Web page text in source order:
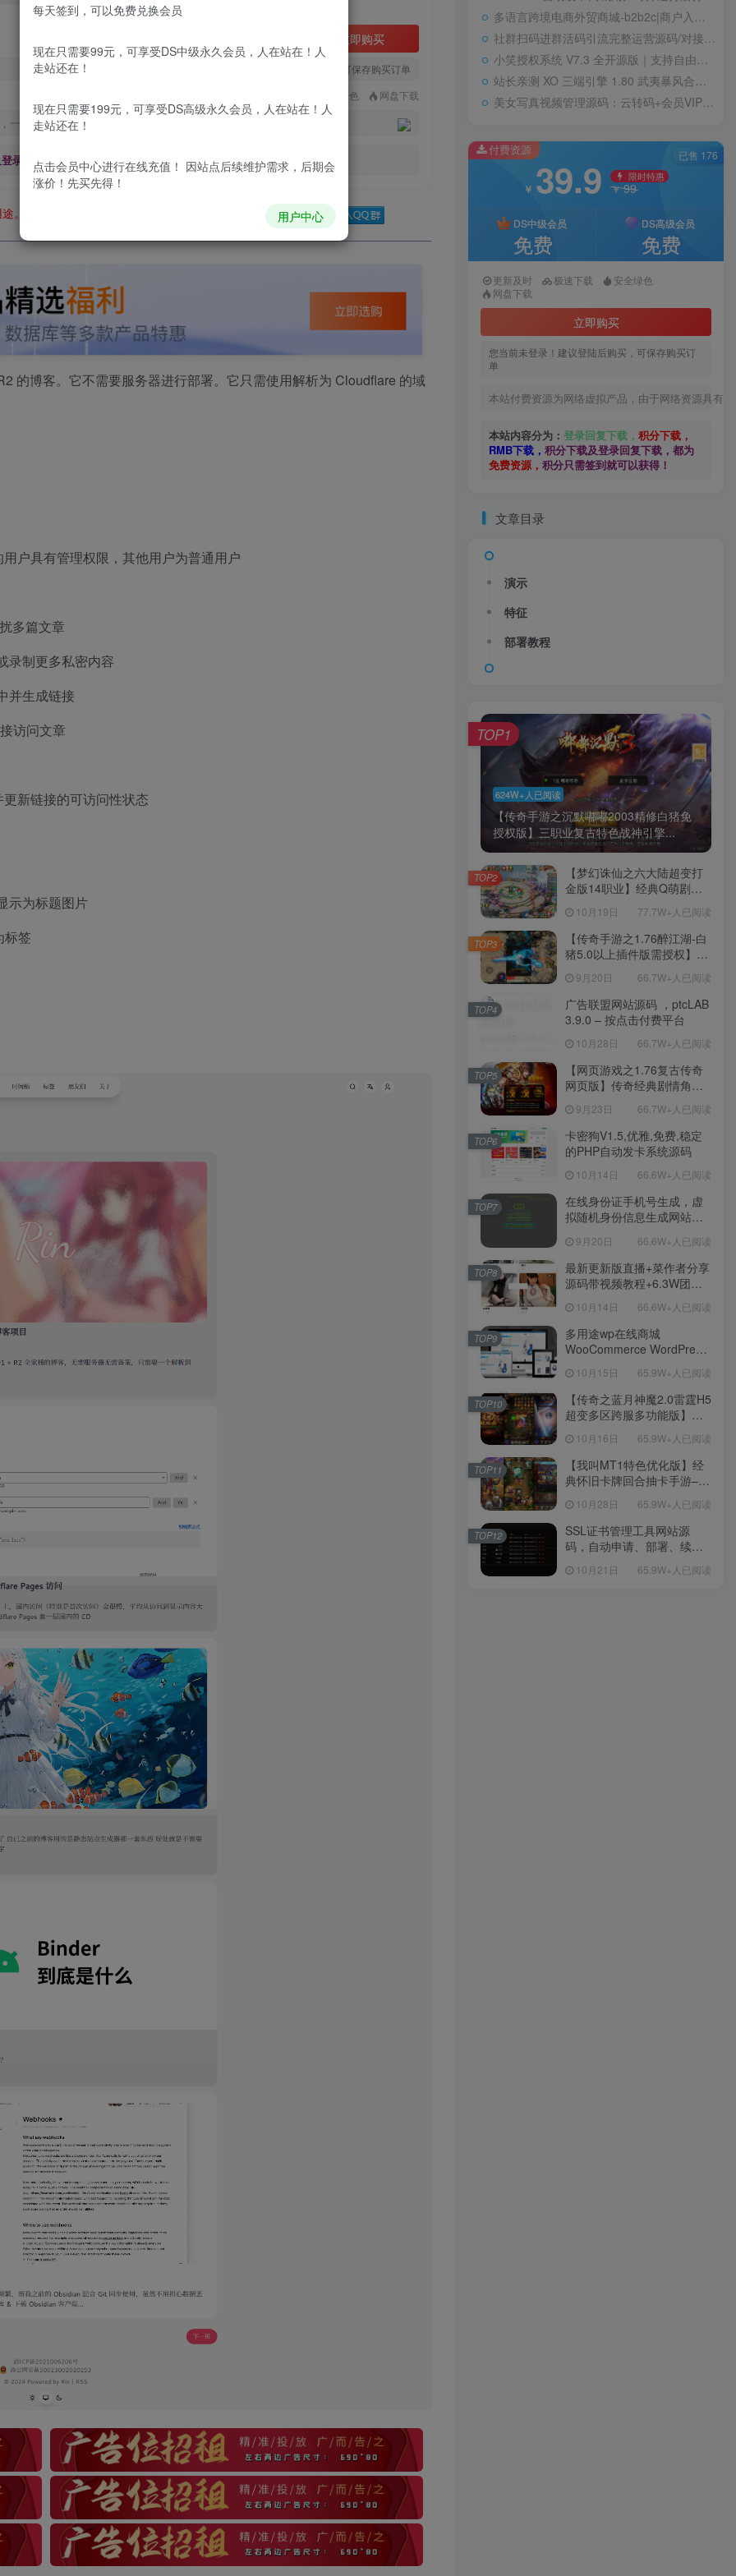
立即购买
您当前未登录！建议登陆后购买，可保存购买订单
安全绿色 网盘下载
经出售不予退款，购买如有疑问请及时联系站长QQ：
录回复下载，都为 免费资源，积分只需签到就可以获得！
。如有侵权、不妥之处，请第一时间联系我们删除！ Q群：
的博客。它不需要服务器进行部署。它只需使用解析为 Cloudflare 的域
户具有管理权限，其他用户为普通用户
多篇文章
录制更多私密内容
并生成链接
访问文章
新链接的可访问性状态
示为标题图片
标签
多语言跨境电商外贸商城-b2b2c|商户入驻|随机物流|信用分|平台代发
社群扫码进群活码引流完整运营源码/对接免签约支付接口/推广正常绑定下级
小笑授权系统 V7.3 全开源版｜支持自由二次开发
站长亲测 XO 三端引擎 1.80 武夷暴风合击复古传奇手游服务端 魔神领域盘古圣地降魔天堂
美女写真视频管理源码：云转码+会员VIP系统，一键采集+代理系统全支持
付费资源
￥ 39.9 限时特惠
￥99
DS中级会员
免费
DS高级会员
免费
更新及时 极速下载
安全绿色
网盘下载
立即购买
您当前未登录！建议登陆后购买，可保存购买订
单
本站付费资源为网络虚拟产品，由于网络资源具有
本站内容分为： 登录回复下载， 积分下载，
RMB下载， 积分下载及登录回复下载，都为
免费资源， 积分只需签到就可以获得！
已售 176
文章目录
演示
特征
部署教程
624W+人已阅读
【传奇手游之沉默嘟嘟2003精修白猪免
授权版】三职业复古特色战神引擎...
TOP1
【梦幻诛仙之六大陆超变打
金版14职业】经典Q萌剧情
Linux服务端源码视频架设教
程-新版多功能GM网页后台
工具-安卓苹果IOS双端版
本！
10月19日 77.7W+人已阅读
TOP2
【传奇手游之1.76醉江湖-白
猪5.0以上插件版需授权】三
手游-Win服务端源码视频架
设教程-新版GM多功能网页
授权物品后台-九层妖塔-法宠
直冲网页后台-安卓苹果IOS
双端版本！
9月20日 66.7W+人已阅读
TOP3
广告联盟网站源码 ，ptcLAB
3.9.0 – 按点击付费平台
10月28日 66.7W+人已阅读
TOP4
【网页游戏之1.76复古传奇
网页版】传奇经典剧情角色
扮演网页游戏-一键单机-打包
Win服务端源码视频架设教
程！
9月23日 66.7W+人已阅读
TOP5
卡密狗V1.5,优雅,免费,稳定
的PHP自动发卡系统源码
10月14日 66.6W+人已阅读
TOP6
在线身份证手机号生成，虚
拟随机身份信息生成网站源
9月20日 66.6W+人已阅读
TOP7
最新更新版直播+菜作者分享
源码带视频教程+6.3W团购
【源码+教程】
10月14日 66.6W+人已阅读
TOP8
多用途wp在线商城
WooCommerce WordPress
10月15日 65.9W+人已阅读
TOP9
【传奇之蓝月神魔2.0雷霆H5
超变多区跨服多功能版】三
理单机一键即玩镜像端-打包
Linux服务端源码-视频架设
教程
10月16日 65.9W+人已阅读
TOP10
【我叫MT1特色优化版】经
典怀旧卡牌回合抽卡手游–打
教程-多功能GM后台工具-网
页注册-安卓版本！
10月28日 65.9W+人已阅读
TOP11
SSL证书管理工具网站源
码，自动申请、部署、续期
10月21日 65.9W+人已阅读
TOP12
每天签到，可以免费兑换会员
现在只需要99元，可享受DS中级永久会员，人在站在！人
走站还在！
现在只需要199元，可享受DS高级永久会员，人在站在！人
走站还在！
点击会员中心进行在线充值！ 因站点后续维护需求，后期会
涨价！先买先得！
用户中心